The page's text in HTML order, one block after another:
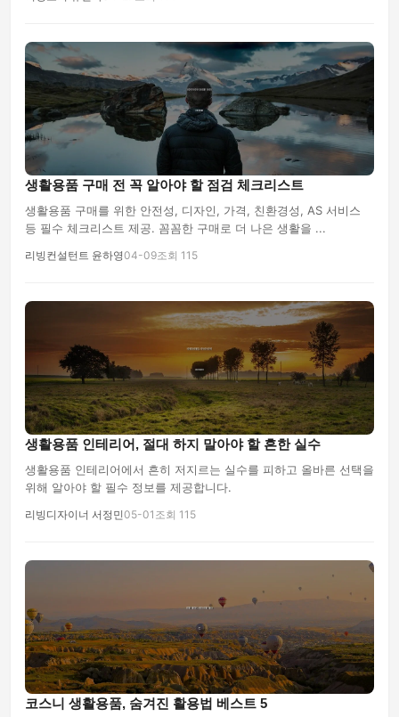
생활용품 구매 전 꼭 알아야 할 점검 체크리스트
생활용품 구매를 위한 안전성, 디자인, 가격, 친환경성, AS 서비스
등 필수 체크리스트 제공. 꼼꼼한 구매로 더 나은 생활을 ...
리빙컨설턴트 윤하영04-09조회 115
생활용품 인테리어, 절대 하지 말아야 할 흔한 실수
생활용품 인테리어에서 흔히 저지르는 실수를 피하고 올바른 선택을
위해 알아야 할 필수 정보를 제공합니다.
리빙디자이너 서정민05-01 조회 115
코스니 생활용품, 숨겨진 활용법 베스트 5